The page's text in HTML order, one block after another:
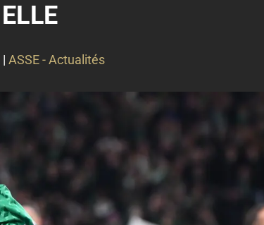
| ASSE - Actualités